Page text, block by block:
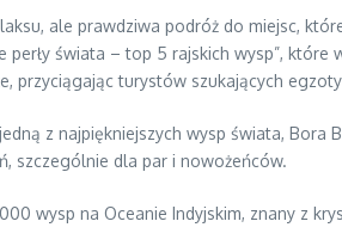
ale prawdziwa podróż do miejsc,
świata – top 5 rajskich wysp”,
przyciągając turystów szukających
z najpiękniejszych wysp świata,
szczególnie dla par i nowożeńców.
wysp na Oceanie Indyjskim, znany z